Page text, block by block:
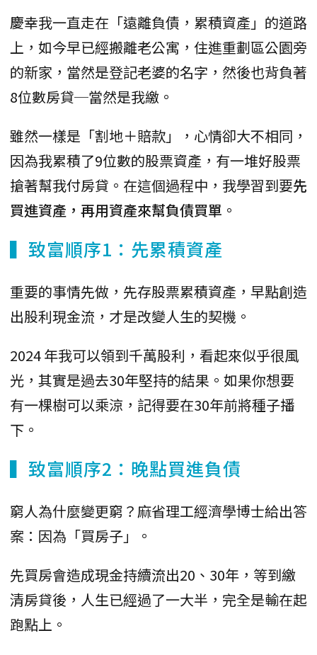
慶幸我一直走在「遠離負債，累積資產」的道路
上，如今早已經搬離老公寓，住進重劃區公園旁
的新家，當然是登記老婆的名字，然後也背負著
8位數房貸─當然是我繳。
雖然一樣是「割地＋賠款」，心情卻大不相同，
因為我累積了9位數的股票資產，有一堆好股票
搶著幫我付房貸。在這個過程中，我學習到要先
買進資產，再用資產來幫負債買單 。
▍致富順序1：先累積資產
重要的事情先做，先存股票累積資產，早點創造
出股利現金流，才是改變人生的契機。
2024 年我可以領到千萬股利，看起來似乎很風
光，其實是過去30年堅持的結果。如果你想要
有一棵樹可以乘涼，記得要在30年前將種子播
下。
▍致富順序2：晚點買進負債
窮人為什麼變更窮？麻省理工經濟學博士給出答
案：因為「買房子」。
先買房會造成現金持續流出20、30年，等到繳
清房貸後，人生已經過了一大半，完全是輸在起
跑點上。